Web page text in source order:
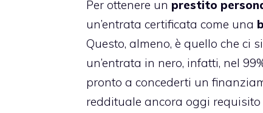
Per ottenere un prestito
un’entrata certificata come una
Questo, almeno, è quello che ci
un’entrata in nero, infatti, nel
pronto a concederti un
reddituale ancora oggi